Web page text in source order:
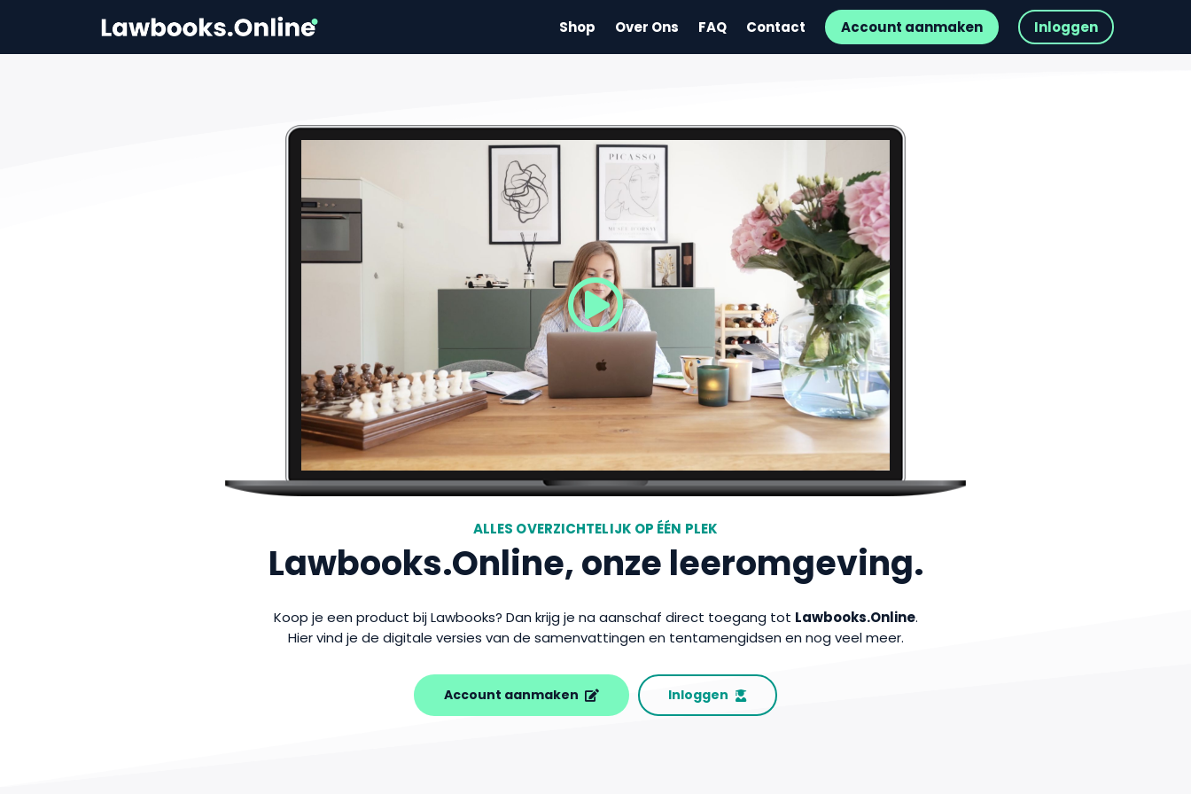
Shop Over Ons FAQ Contact Account aanmaken Inloggen
ALLES OVERZICHTELIJK OP ÉÉN PLEK
Lawbooks.Online, onze leeromgeving.
Koop je een product bij Lawbooks? Dan krijg je na aanschaf direct toegang tot Lawbooks.Online.
Hier vind je de digitale versies van de samenvattingen en tentamengidsen en nog veel meer.
Account aanmaken Inloggen